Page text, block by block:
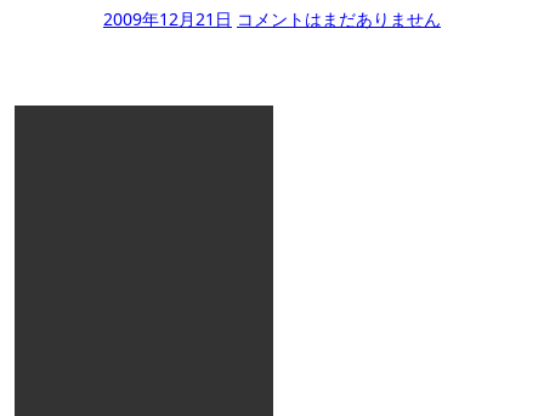
2009年12月21日 コメントはまだありません